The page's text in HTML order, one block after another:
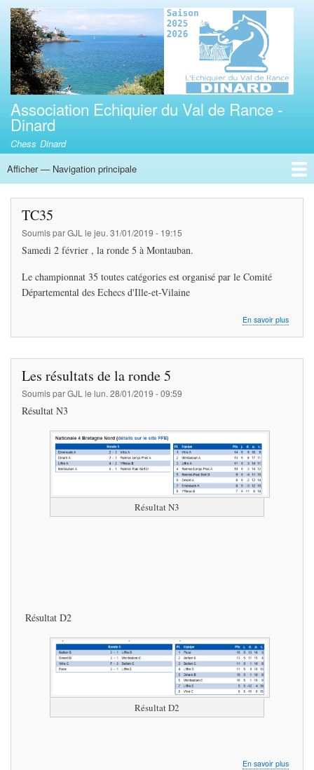
Aller
contenu
principal
Association Echiquier du Val de Rance -
Dinard
Chess Dinard
Navigation
Afficher — Navigation principale
Accueil
Adhésion
Calendrier des compétitions interclubs R3,TC35
Horaires
Tournois rapides de Dinard
3éme tournoi jeune de parties rapides Tour Solidor Val de Rance
TC35
Soumis parGJL le jeu. 31/01/2019 - 19:15
Samedi 2 février , la ronde 5 à Montauban.
Le championnat 35 toutes catégories est organisé par le Comité
Départemental des Echecs d'Ille-et-Vilaine
En savoir plussur
Les résultats de la ronde 5
Soumis parGJL le lun. 28/01/2019 - 09:59
Résultat N3
Résultat N3
Résultat D2
Résultat D2
En savoir plussur